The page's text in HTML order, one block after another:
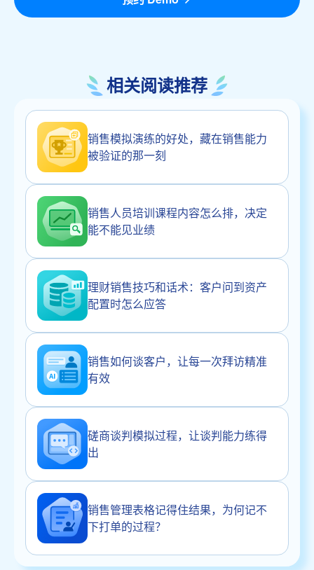
相关阅读推荐
销售模拟演练的好处，藏在销售能力
被验证的那一刻
销售人员培训课程内容怎么排，决定
能不能见业绩
理财销售技巧和话术：客户问到资产
配置时怎么应答
销售如何谈客户，让每一次拜访精准
有效
磋商谈判模拟过程，让谈判能力练得
出
销售管理表格记得住结果，为何记不
下打单的过程？